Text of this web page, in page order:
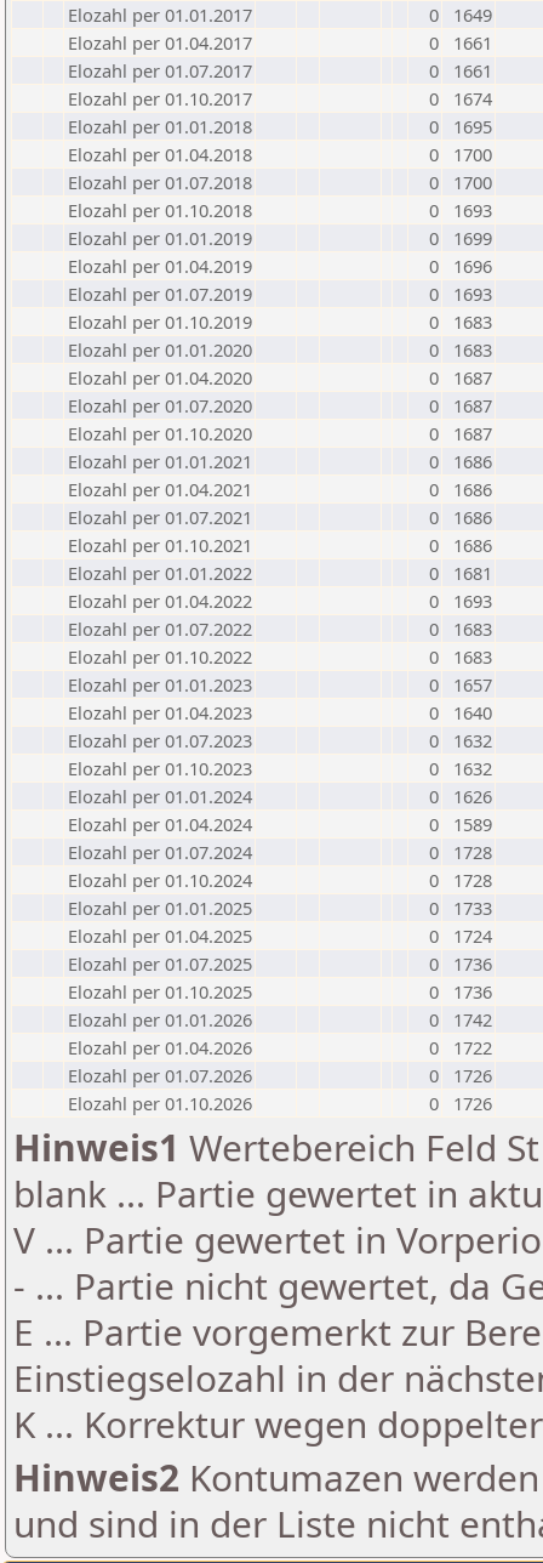
Elozahl per 01.01.2017
0
1649
Elozahl per 01.04.2017
0
1661
Elozahl per 01.07.2017
0
1661
Elozahl per 01.10.2017
0
1674
Elozahl per 01.01.2018
0
1695
Elozahl per 01.04.2018
0
1700
Elozahl per 01.07.2018
0
1700
Elozahl per 01.10.2018
0
1693
Elozahl per 01.01.2019
0
1699
Elozahl per 01.04.2019
0
1696
Elozahl per 01.07.2019
0
1693
Elozahl per 01.10.2019
0
1683
Elozahl per 01.01.2020
0
1683
Elozahl per 01.04.2020
0
1687
Elozahl per 01.07.2020
0
1687
Elozahl per 01.10.2020
0
1687
Elozahl per 01.01.2021
0
1686
Elozahl per 01.04.2021
0
1686
Elozahl per 01.07.2021
0
1686
Elozahl per 01.10.2021
0
1686
Elozahl per 01.01.2022
0
1681
Elozahl per 01.04.2022
0
1693
Elozahl per 01.07.2022
0
1683
Elozahl per 01.10.2022
0
1683
Elozahl per 01.01.2023
0
1657
Elozahl per 01.04.2023
0
1640
Elozahl per 01.07.2023
0
1632
Elozahl per 01.10.2023
0
1632
Elozahl per 01.01.2024
0
1626
Elozahl per 01.04.2024
0
1589
Elozahl per 01.07.2024
0
1728
Elozahl per 01.10.2024
0
1728
Elozahl per 01.01.2025
0
1733
Elozahl per 01.04.2025
0
1724
Elozahl per 01.07.2025
0
1736
Elozahl per 01.10.2025
0
1736
Elozahl per 01.01.2026
0
1742
Elozahl per 01.04.2026
0
1722
Elozahl per 01.07.2026
0
1726
Elozahl per 01.10.2026
0 1726
Hinweis1 Wertebereich Feld
blank ... Partie gewertet in
V ... Partie gewertet in
- ... Partie nicht gewertet, da
E ... Partie vorgemerkt zur
Einstiegselozahl in der
K ... Korrektur wegen
Hinweis2 Kontumazen
und sind in der Liste nicht